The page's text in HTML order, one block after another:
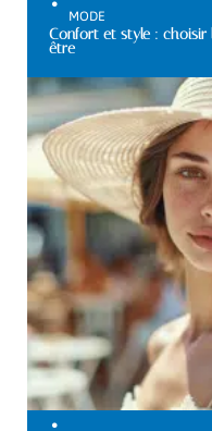
MODE
Confort et style : choisir
être